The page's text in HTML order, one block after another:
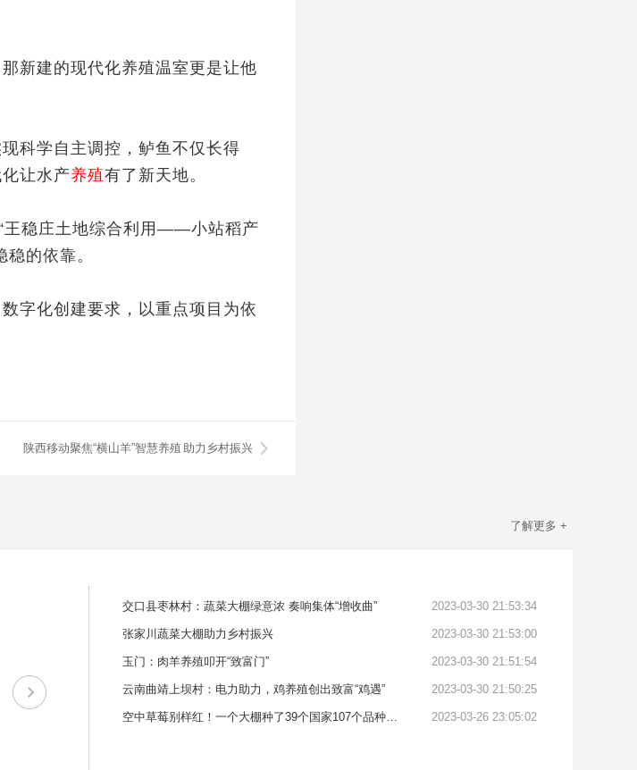
新建的现代化养殖温室更是让他
科学自主调控，鲈鱼不仅长得
让水产养殖有了 新天地。
稳庄土地综合利用——小站稻产
稳的依靠。
字化创建要求，以重点项目为依
陕西移动聚焦“横山羊”智慧养殖 助力乡村振兴
了解更多 +
交口县枣林村：蔬菜大棚绿意浓 奏响集体“增收曲” 2023-03-30 21:53:34
张家川蔬菜大棚助力乡村振兴 2023-03-30 21:53:00
玉门：肉羊养殖叩开“致富门” 2023-03-30 21:51:54
云南曲靖上坝村：电力助力，鸡养殖创出致富“鸡遇” 2023-03-30 21:50:25
空中草莓别样红！一个大棚种了39个国家107个品种的草莓，三年采果30茬 2023-03-26 23:05:02